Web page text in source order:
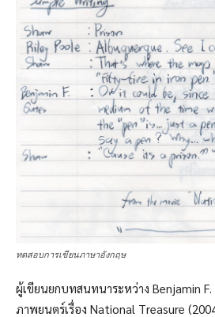
ทดสอบการเขียนภาษาอังกฤษ
ผู้เขียนยกบทสนทนาระหว่าง Benjamin F.
ภาพยนตร์เรื่อง National Treasure